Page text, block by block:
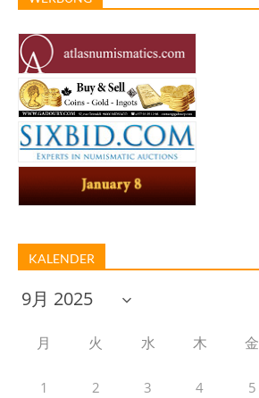
KALENDER
月 火 水 木 金
1 2 3 4 5